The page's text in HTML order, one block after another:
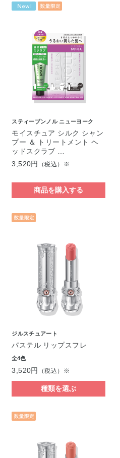
スティーブンノル ニューヨーク
モイスチュア シルク シャン
プー ＆ トリートメント ヘ
ッドスクラブ …
3,520円
（税込）※
商品を購入する
ジルスチュアート
パステル リップスフレ
全4色
3,520円 （税込）※
種類を選ぶ